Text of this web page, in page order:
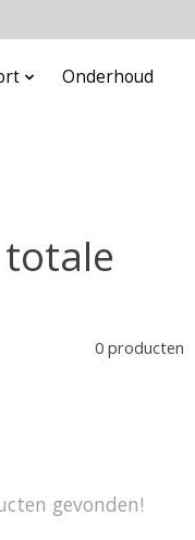
Onderhoud
0 producten
gevonden!